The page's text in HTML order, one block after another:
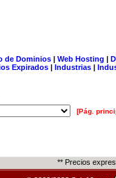
de Dominios| Web Hosting |
Expirados | Industrias |
[Pág.
** Precios